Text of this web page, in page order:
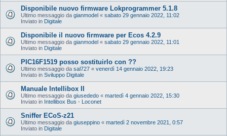
Disponibile nuovo firmware Lokprogrammer 5.1.8
Ultimo messaggio da gianmodel « sabato 29 gennaio 2022, 11:02
Inviato in Digitale
Disponibile il nuovo firmware per Ecos 4.2.9
Ultimo messaggio da gianmodel « sabato 29 gennaio 2022, 11:01
Inviato in Digitale
PIC16F1519 posso sostituirlo con ??
Ultimo messaggio da sal727 « venerdì 14 gennaio 2022, 19:23
Inviato in Sviluppo Digitale
Manuale Intellibox II
Ultimo messaggio da giusededo « martedì 4 gennaio 2022, 15:30
Inviato in Intellibox Bus - Loconet
Sniffer ECoS-z21
Ultimo messaggio da giuseppino « martedì 2 novembre 2021, 0:57
Inviato in Digitale